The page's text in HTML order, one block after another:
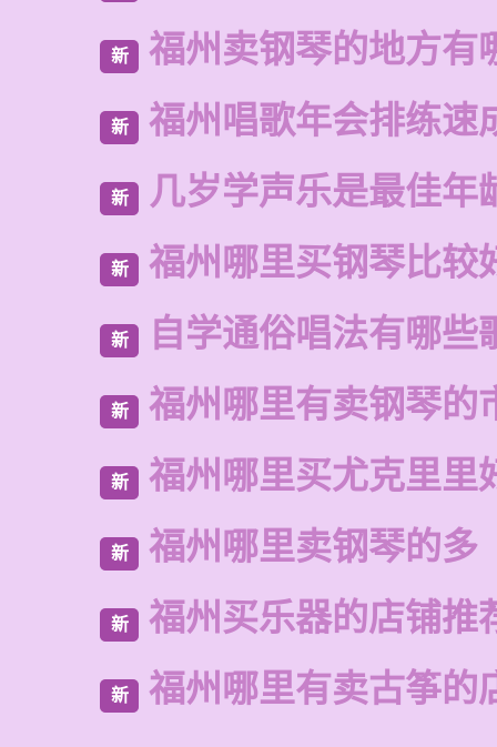
新 福州卖钢琴的地方有
新 福州唱歌年会排练速
新 几岁学声乐是最佳年
新 福州哪里买钢琴比较
新 自学通俗唱法有哪些
新 福州哪里有卖钢琴的
新 福州哪里买尤克里里
新 福州哪里卖钢琴的多
新 福州买乐器的店铺推
新 福州哪里有卖古筝的